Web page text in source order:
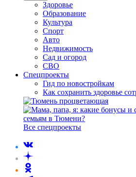
Здоровье
Образование
Культура
Спорт
Авто
Недвижимость
Сад и огород
СВО
Спецпроекты
Гид по новостройкам
Как сохранить здоровье
Все спецпроекты